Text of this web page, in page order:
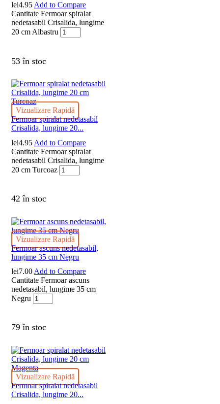
lei4.95 Add to Compare
Cantitate Fermoar spiralat
nedetasabil Crisalida, lungime
20 cm Albastru
53 în stoc
Vizualizare Rapidă
Fermoar spiralat nedetasabil
Crisalida, lungime 20...
lei4.95 Add to Compare
Cantitate Fermoar spiralat
nedetasabil Crisalida, lungime
20 cm Turcoaz
42 în stoc
Vizualizare Rapidă
Fermoar ascuns nedetasabil,
lungime 35 cm Negru
lei7.00 Add to Compare
Cantitate Fermoar ascuns
nedetasabil, lungime 35 cm
Negru
79 în stoc
Vizualizare Rapidă
Fermoar spiralat nedetasabil
Crisalida, lungime 20...